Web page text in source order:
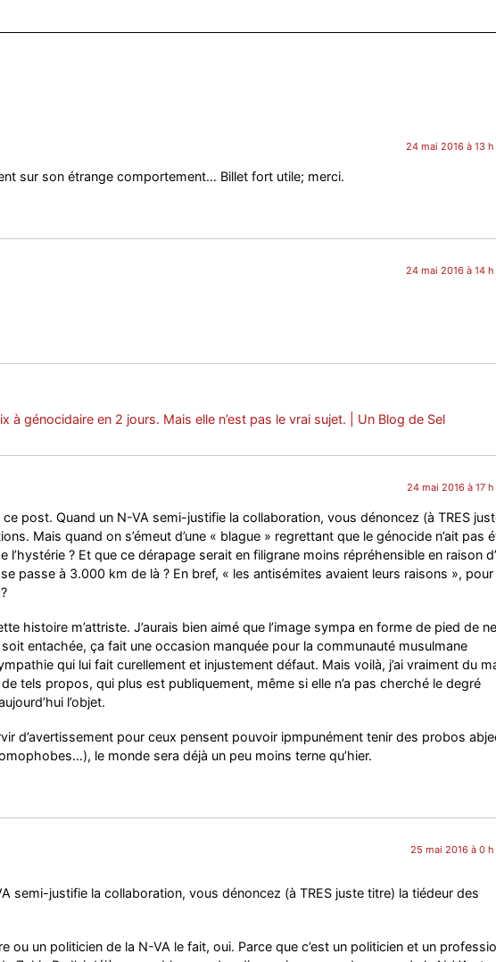
24 mai 2016 à 13
sur son étrange comportement… Billet fort utile; merci.
24 mai 2016 à 14
à génocidaire en 2 jours. Mais elle n’est pas le vrai sujet. | Un Blog de Sel
24 mai 2016 à 17
ce post. Quand un N-VA semi-justifie la collaboration, vous dénoncez (à TRES
Mais quand on s’émeut d’une « blague » regrettant que le génocide n’ait pas
l’hystérie ? Et que ce dérapage serait en filigrane moins répréhensible en raison
passe à 3.000 km de là ? En bref, « les antisémites avaient leurs raisons », pour
histoire m’attriste. J’aurais bien aimé que l’image sympa en forme de pied de
soit entachée, ça fait une occasion manquée pour la communauté musulmane
qui lui fait curellement et injustement défaut. Mais voilà, j’ai vraiment du
tels propos, qui plus est publiquement, même si elle n’a pas cherché le degré
l’objet.
d’avertissement pour ceux pensent pouvoir ipmpunément tenir des probos
le monde sera déjà un peu moins terne qu’hier.
25 mai 2016 à 0
semi-justifie la collaboration, vous dénoncez (à TRES juste titre) la tiédeur des
ou un politicien de la N-VA le fait, oui. Parce que c’est un politicien et un